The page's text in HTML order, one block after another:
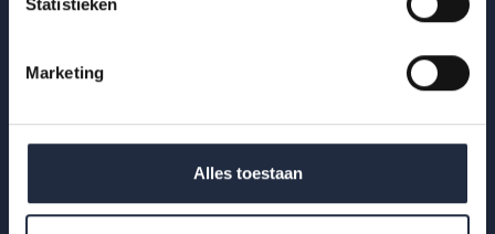
Statistieken
Marketing
Alles toestaan